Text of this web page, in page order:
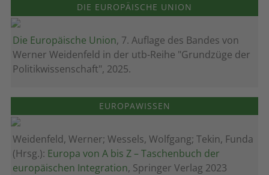
DIE EUROPÄISCHE UNION
Die Europäische Union, 7. Auflage des Bandes von
Werner Weidenfeld in der utb-Reihe "Grundzüge der
Politikwissenschaft", 2025.
EUROPAWISSEN
Weidenfeld, Werner; Wessels, Wolfgang; Tekin, Funda
(Hrsg.): Europa von A bis Z – Taschenbuch der
europäischen Integration, Springer Verlag 2023